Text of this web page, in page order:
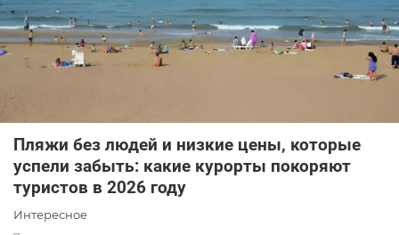
Пляжи без людей и низкие цены, которые
успели забыть: какие курорты покоряют
туристов в 2026 году
Интересное